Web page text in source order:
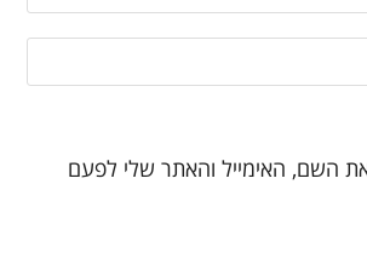
השם, האימייל והאתר שלי לפעם